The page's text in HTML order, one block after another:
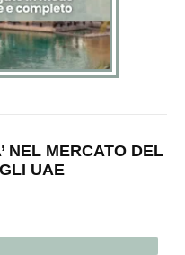
NEL MERCATO DEL
UAE